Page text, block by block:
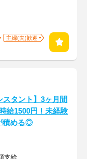
主婦(夫)歓迎
スタント】3ヶ月間
給1500円！未経験
積める◎
支給